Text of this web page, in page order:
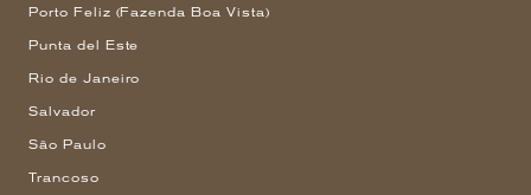
Porto Feliz (Fazenda Boa Vista)
Punta del Este
Rio de Janeiro
Salvador
São Paulo
Trancoso